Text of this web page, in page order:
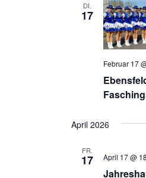
DI.
17
Februar 17
April 2026
FR.
17 April 17 @